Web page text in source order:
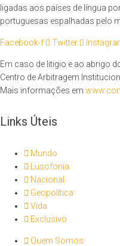
ligadas aos países de língua
portuguesas espalhadas pelo
Facebook-f Twitter
Em caso de litigio e ao abrigo
Centro de Arbitragem
Mais informações em
Links Úteis
Mundo
Lusofonia
Nacional
Geopolítica
Vida
Exclusivo
Quem Somos